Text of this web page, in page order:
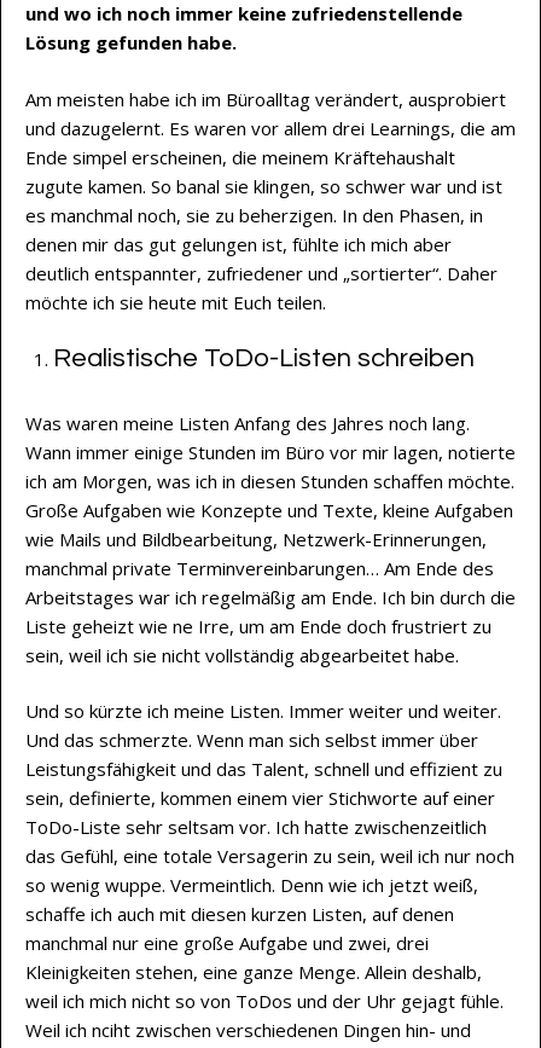
und wo ich noch immer keine zufriedenstellende
Lösung gefunden habe.
Am meisten habe ich im Büroalltag verändert, ausprobiert
und dazugelernt. Es waren vor allem drei Learnings, die am
Ende simpel erscheinen, die meinem Kräftehaushalt
zugute kamen. So banal sie klingen, so schwer war und ist
es manchmal noch, sie zu beherzigen. In den Phasen, in
denen mir das gut gelungen ist, fühlte ich mich aber
deutlich entspannter, zufriedener und „sortierter“. Daher
möchte ich sie heute mit Euch teilen.
Realistische ToDo-Listen schreiben
Was waren meine Listen Anfang des Jahres noch lang.
Wann immer einige Stunden im Büro vor mir lagen, notierte
ich am Morgen, was ich in diesen Stunden schaffen möchte.
Große Aufgaben wie Konzepte und Texte, kleine Aufgaben
wie Mails und Bildbearbeitung, Netzwerk-Erinnerungen,
manchmal private Terminvereinbarungen… Am Ende des
Arbeitstages war ich regelmäßig am Ende. Ich bin durch die
Liste geheizt wie ne Irre, um am Ende doch frustriert zu
sein, weil ich sie nicht vollständig abgearbeitet habe.
Und so kürzte ich meine Listen. Immer weiter und weiter.
Und das schmerzte. Wenn man sich selbst immer über
Leistungsfähigkeit und das Talent, schnell und effizient zu
sein, definierte, kommen einem vier Stichworte auf einer
ToDo-Liste sehr seltsam vor. Ich hatte zwischenzeitlich
das Gefühl, eine totale Versagerin zu sein, weil ich nur noch
so wenig wuppe. Vermeintlich. Denn wie ich jetzt weiß,
schaffe ich auch mit diesen kurzen Listen, auf denen
manchmal nur eine große Aufgabe und zwei, drei
Kleinigkeiten stehen, eine ganze Menge. Allein deshalb,
weil ich mich nicht so von ToDos und der Uhr gejagt fühle.
Weil ich nciht zwischen verschiedenen Dingen hin- und